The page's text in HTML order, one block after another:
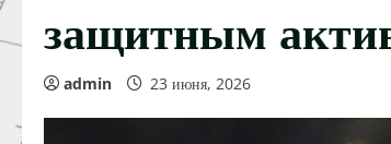
защитным
admin 23 июня, 2026